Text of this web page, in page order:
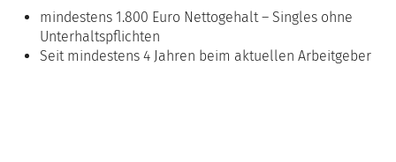
mindestens 1.800 Euro Nettogehalt – Singles ohne
Unterhaltspflichten
Seit mindestens 4 Jahren beim aktuellen Arbeitgeber